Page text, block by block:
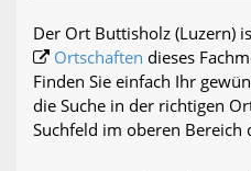
Der Ort Buttisholz (Luzern)
Ortschaften dieses
Finden Sie einfach Ihr
die Suche in der richtigen
Suchfeld im oberen Bereich